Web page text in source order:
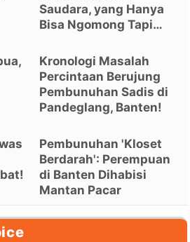
Saudara, yang Hanya
Bisa Ngomong Tapi…
Kronologi Masalah
Percintaan Berujung
Pembunuhan Sadis di
Pandeglang, Banten!
Pembunuhan 'Kloset
Berdarah': Perempuan
di Banten Dihabisi
Mantan Pacar